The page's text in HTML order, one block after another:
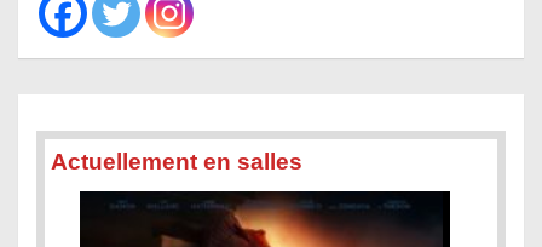
Actuellement en salles